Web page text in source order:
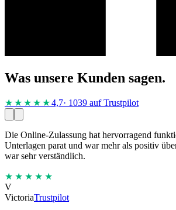
Was unsere Kunden sagen.
★★★★ ★4,7· 1039 auf Trustpilot
Die Online-Zulassung hat hervorragend
Unterlagen parat und war mehr als positiv
war sehr verständlich.
★★★★★
V
VictoriaTrustpilot